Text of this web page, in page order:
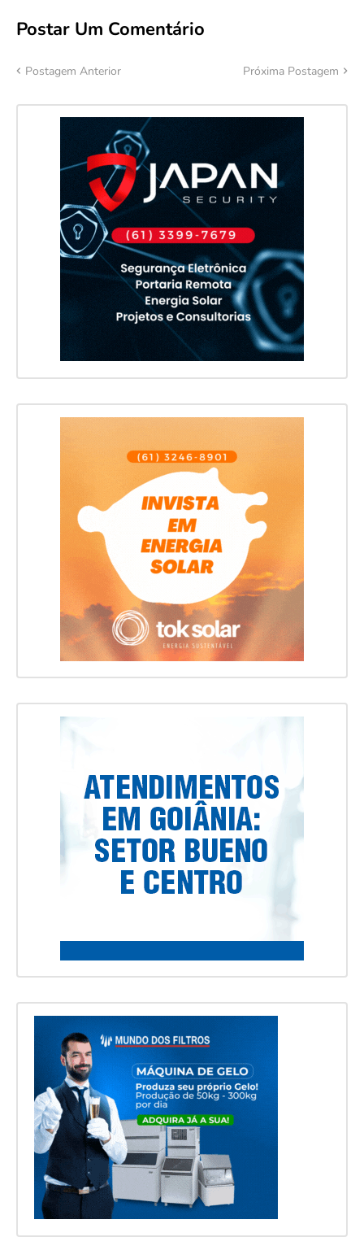
Postar Um Comentário
Postagem Anterior Próxima Postagem